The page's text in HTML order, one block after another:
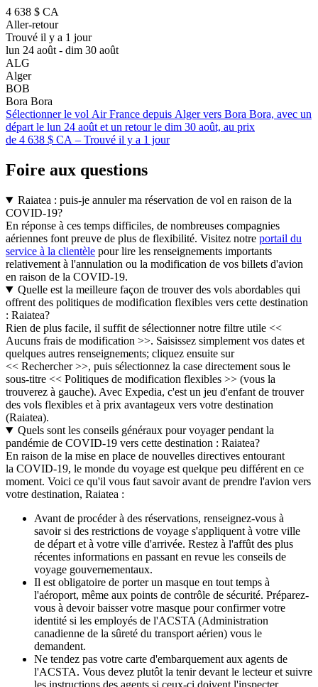
4 638 $ CA
Aller-retour
Trouvé il y a 1 jour
lun 24 août - dim 30 août
ALG
Alger
BOB
Bora Bora
Sélectionner le vol Air France depuis Alger vers Bora Bora, avec un
départ le lun 24 août et un retour le dim 30 août, au prix
de 4 638 $ CA – Trouvé il y a 1 jour
Foire aux questions
Raiatea : puis-je annuler ma réservation de vol en raison de la
COVID-19?
En réponse à ces temps difficiles, de nombreuses compagnies
aériennes font preuve de plus de flexibilité. Visitez notre portail du
service à la clientèle pour lire les renseignements importants
relativement à l'annulation ou la modification de vos billets d'avion
en raison de la COVID-19.
Quelle est la meilleure façon de trouver des vols abordables qui
offrent des politiques de modification flexibles vers cette destination
: Raiatea?
Rien de plus facile, il suffit de sélectionner notre filtre utile <<
Aucuns frais de modification >>. Saisissez simplement vos dates et
quelques autres renseignements; cliquez ensuite sur
<< Rechercher >>, puis sélectionnez la case directement sous le
sous-titre << Politiques de modification flexibles >> (vous la
trouverez à gauche). Avec Expedia, c'est un jeu d'enfant de trouver
des vols flexibles et à prix avantageux vers votre destination
(Raiatea).
Quels sont les conseils généraux pour voyager pendant la
pandémie de COVID-19 vers cette destination : Raiatea?
En raison de la mise en place de nouvelles directives entourant
la COVID-19, le monde du voyage est quelque peu différent en ce
moment. Voici ce qu'il vous faut savoir avant de prendre l'avion vers
votre destination, Raiatea :
Avant de procéder à des réservations, renseignez-vous à
savoir si des restrictions de voyage s'appliquent à votre ville
de départ et à votre ville d'arrivée. Restez à l'affût des plus
récentes informations en passant en revue les conseils de
voyage gouvernementaux.
Il est obligatoire de porter un masque en tout temps à
l'aéroport, même aux points de contrôle de sécurité. Préparez-
vous à devoir baisser votre masque pour confirmer votre
identité si les employés de l'ACSTA (Administration
canadienne de la sûreté du transport aérien) vous le
demandent.
Ne tendez pas votre carte d'embarquement aux agents de
l'ACSTA. Vous devez plutôt la tenir devant le lecteur et suivre
les instructions des agents si ceux-ci doivent l'inspecter.